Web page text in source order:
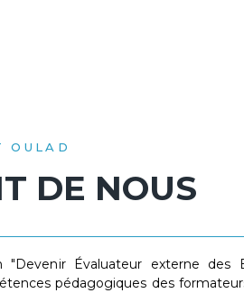
OULAD
DE NOUS
Évaluateur externe des
pédagogiques des